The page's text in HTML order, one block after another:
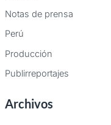
Notas de prensa
Perú
Producción
Publirreportajes
Archivos